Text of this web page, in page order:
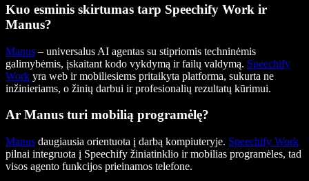
Kuo esminis skirtumas tarp Speechify Work ir
Manus?
Manus – universalus AI agentas su stipriomis techninėmis
galimybėmis, įskaitant kodo vykdymą ir failų valdymą. Speechify
Work yra web ir mobiliesiems pritaikyta platforma, sukurta ne
inžinieriams, o žinių darbui ir profesionalių rezultatų kūrimui.
Ar Manus turi mobilią programėlę?
Manus daugiausia orientuota į darbą kompiuteryje. Speechify Work
pilnai integruota į Speechify žiniatinklio ir mobilias programėles, tad
visos agento funkcijos prieinamos telefone.